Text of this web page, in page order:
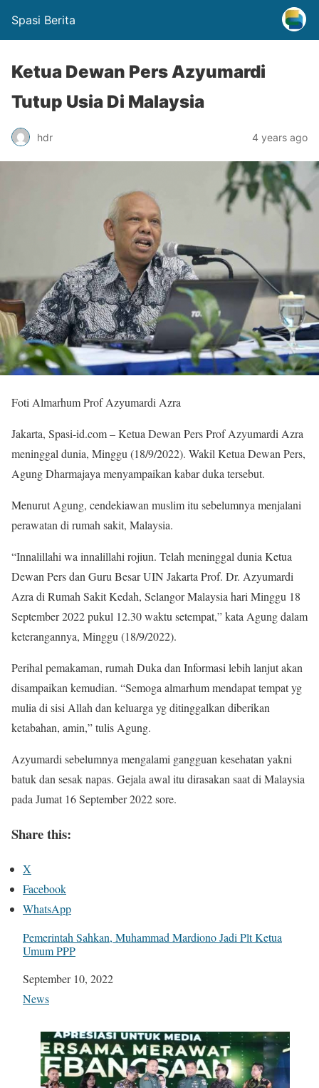
Spasi Berita
Ketua Dewan Pers Azyumardi
Tutup Usia Di Malaysia
hdr 4 years ago
Foti Almarhum Prof Azyumardi Azra
Jakarta, Spasi-id.com – Ketua Dewan Pers Prof Azyumardi Azra
meninggal dunia, Minggu (18/9/2022). Wakil Ketua Dewan Pers,
Agung Dharmajaya menyampaikan kabar duka tersebut.
Menurut Agung, cendekiawan muslim itu sebelumnya menjalani
perawatan di rumah sakit, Malaysia.
“Innalillahi wa innalillahi rojiun. Telah meninggal dunia Ketua
Dewan Pers dan Guru Besar UIN Jakarta Prof. Dr. Azyumardi
Azra di Rumah Sakit Kedah, Selangor Malaysia hari Minggu 18
September 2022 pukul 12.30 waktu setempat,” kata Agung dalam
keterangannya, Minggu (18/9/2022).
Perihal pemakaman, rumah Duka dan Informasi lebih lanjut akan
disampaikan kemudian. “Semoga almarhum mendapat tempat yg
mulia di sisi Allah dan keluarga yg ditinggalkan diberikan
ketabahan, amin,” tulis Agung.
Azyumardi sebelumnya mengalami gangguan kesehatan yakni
batuk dan sesak napas. Gejala awal itu dirasakan saat di Malaysia
pada Jumat 16 September 2022 sore.
Share this:
X
Facebook
WhatsApp
Pemerintah Sahkan, Muhammad Mardiono Jadi Plt Ketua
Umum PPP
Date
September 10, 2022
In relation to
News